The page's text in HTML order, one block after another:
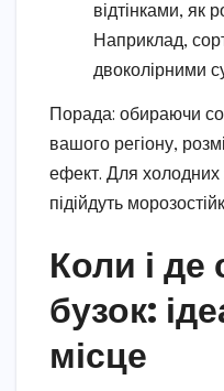
відтінками, як
Наприклад,
двоколірними
Порада: обираючи
вашого регіону,
ефект. Для холодних
підійдуть
Коли і де
бузок:
місце